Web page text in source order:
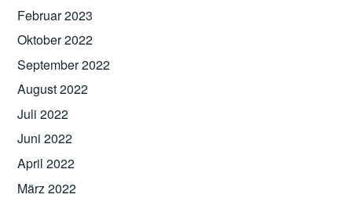
Februar 2023
Oktober 2022
September 2022
August 2022
Juli 2022
Juni 2022
April 2022
März 2022